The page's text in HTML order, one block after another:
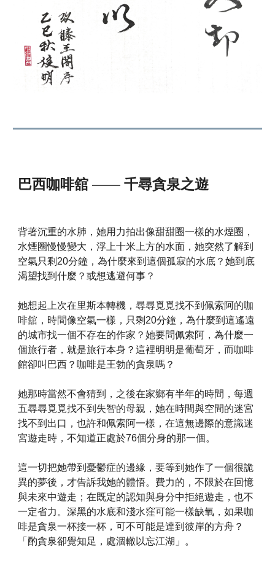
巴西咖啡舘——千尋貪泉之遊
背著沉重的水肺，她用力拍出像甜甜圈一樣的水煙圈，
水煙圈慢慢變大，浮上十米上方的水面，她突然了解到
空氣只剩20分鐘，為什麼來到這個孤寂的水底？她到底
渴望找到什麼？或想逃避何事？
她想起上次在里斯本轉機，尋尋覓覓找不到佩索阿的咖
啡舘，時間像空氣一樣，只剩20分鐘，為什麼到這遙遠
的城市找一個不存在的作家？她要問佩索阿，為什麼一
個旅行者，就是旅行本身？這裡明明是葡萄牙，而咖啡
館卻叫巴西？咖啡是王勃的貪泉嗎？
她那時當然不會猜到，之後在家鄉有半年的時間，每週
五尋尋覓覓找不到失智的母親，她在時間與空間的迷宮
找不到出口，也許和佩索阿一樣，在這無邊際的意識迷
宮遊走時，不知道正處於76個分身的那一個。
這一切把她帶到憂鬱症的邊緣，要等到她作了一個很詭
異的夢後，才告訴我她的體悟。費力的，不限於在回憶
與未來中遊走；在既定的認知與身分中拒絕遊走，也不
一定省力。深黑的水底和淺水窪可能一樣缺氧，如果咖
啡是貪泉一杯接一杯，可不可能是達到彼岸的方舟？
「酌貪泉卻覺知足，處涸轍以忘江湖」。